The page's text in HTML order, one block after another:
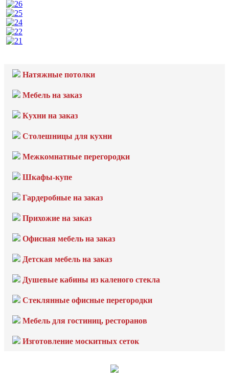
Натяжные потолки
Мебель на заказ
Кухни на заказ
Столешницы для кухни
Межкомнатные перегородки
Шкафы-купе
Гардеробные на заказ
Прихожие на заказ
Офисная мебель на заказ
Детская мебель на заказ
Душевые кабины из каленого стекла
Стеклянные офисные перегородки
Мебель для гостиниц, ресторанов
Изготовление москитных сеток